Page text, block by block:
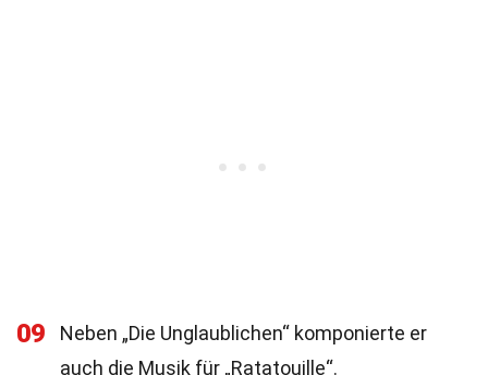
09
Neben „Die Unglaublichen“ komponierte er
auch die Musik für „Ratatouille“.